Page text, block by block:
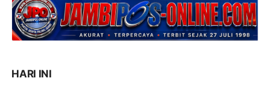
HARI INI